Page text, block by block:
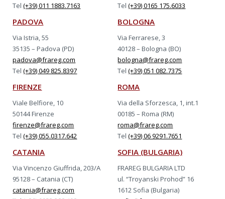
Tel(+39) 011 1883.7163
Tel(+39) 0165 175.6033
PADOVA
Via Istria, 55
35135 – Padova (PD)
padova@frareg.com
Tel(+39) 049 825.8397
BOLOGNA
Via Ferrarese, 3
40128 – Bologna (BO)
bologna@frareg.com
Tel(+39) 051 082.7375
FIRENZE
Viale Belfiore, 10
50144 Firenze
firenze@frareg.com
Tel(+39) 055.0317.642
ROMA
Via della Sforzesca, 1, int.1
00185 – Roma (RM)
roma@frareg.com
Tel(+39) 06 9291.7651
CATANIA
Via Vincenzo Giuffrida, 203/A
95128 – Catania (CT)
catania@frareg.com
SOFIA (BULGARIA)
FRAREG BULGARIA LTD
ul. “Troyanski Prohod” 16
1612 Sofia (Bulgaria)